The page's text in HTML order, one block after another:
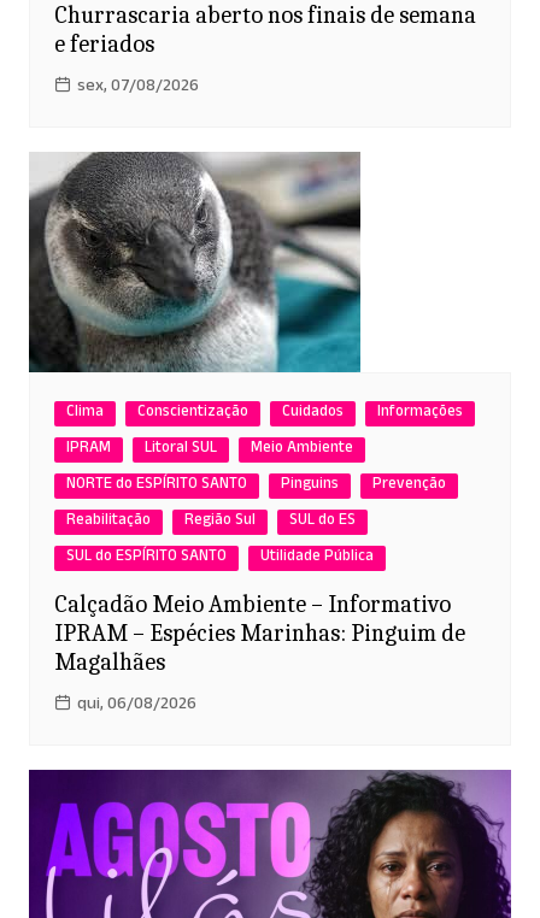
Churrascaria aberto nos finais de semana
e feriados
sex, 07/08/2026
Clima Conscientização Cuidados
Informações
IPRAM
Litoral SUL
Meio Ambiente
NORTE do ESPÍRITO SANTO
Pinguins
Prevenção
Reabilitação
Região Sul
SUL do ES
SUL do ESPÍRITO SANTO
Utilidade Pública
Calçadão Meio Ambiente – Informativo
IPRAM – Espécies Marinhas: Pinguim de
Magalhães
qui, 06/08/2026